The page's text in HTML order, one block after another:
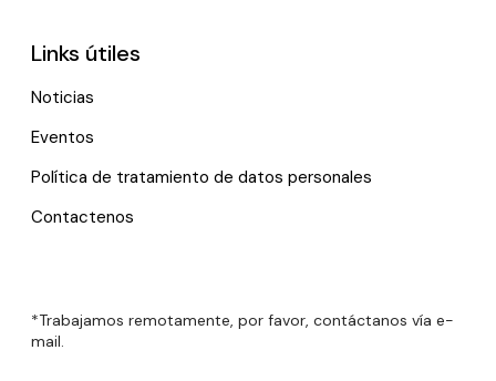
Links útiles
Noticias
Eventos
Política de tratamiento de datos personales
Contactenos
*Trabajamos remotamente, por favor, contáctanos vía e-
mail.